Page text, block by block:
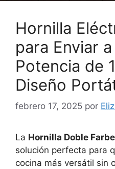
Hornilla
para Enviar
Potencia de
Diseño
febrero 17, 2025 por
La Hornilla Doble
solución perfecta para
cocina más versátil sin